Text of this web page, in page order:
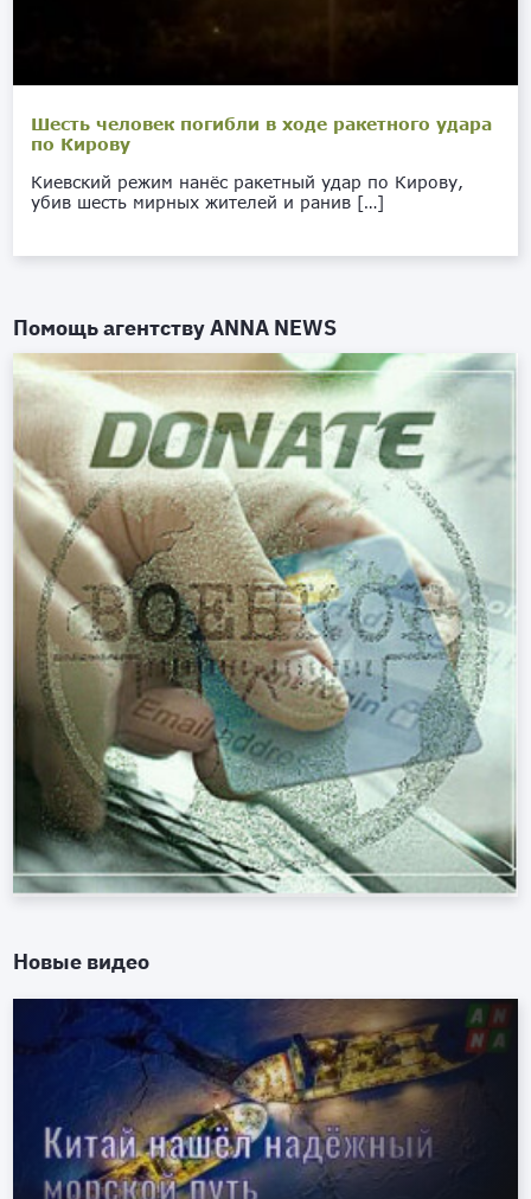
Шесть человек погибли в ходе ракетного удара
по Кирову
Киевский режим нанёс ракетный удар по Кирову,
убив шесть мирных жителей и ранив […]
Помощь агентствуANNA NEWS
Новые видео